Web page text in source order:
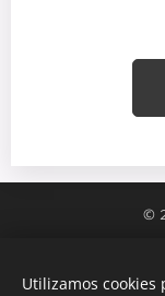
©
Utilizamos